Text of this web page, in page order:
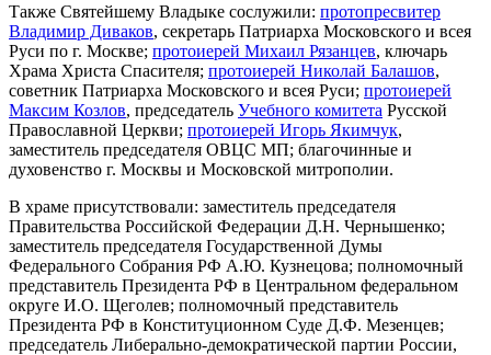
Также Святейшему Владыке сослужили: протопресвитер
Владимир Диваков, секретарь Патриарха Московского и всея
Руси по г. Москве; протоиерей Михаил Рязанцев, ключарь
Храма Христа Спасителя; протоиерей Николай Балашов,
советник Патриарха Московского и всея Руси; протоиерей
Максим Козлов, председатель Учебного комитета Русской
Православной Церкви; протоиерей Игорь Якимчук,
заместитель председателя ОВЦС МП; благочинные и
духовенство г. Москвы и Московской митрополии.
В храме присутствовали: заместитель председателя
Правительства Российской Федерации Д.Н. Чернышенко;
заместитель председателя Государственной Думы
Федерального Собрания РФ А.Ю. Кузнецова; полномочный
представитель Президента РФ в Центральном федеральном
округе И.О. Щеголев; полномочный представитель
Президента РФ в Конституционном Суде Д.Ф. Мезенцев;
председатель Либерально-демократической партии России,